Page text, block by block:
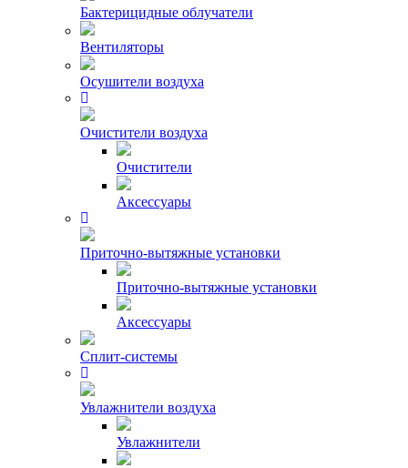
Бактерицидные облучатели
Вентиляторы
Осушители воздуха
Очистители воздуха
Очистители
Аксессуары
Приточно-вытяжные установки
Приточно-вытяжные установки
Аксессуары
Сплит-системы
Увлажнители воздуха
Увлажнители